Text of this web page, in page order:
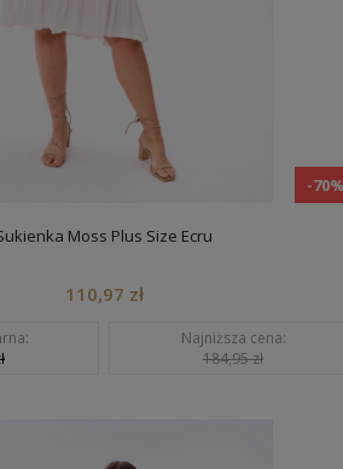
-
Moss Plus Size Ecru
110,97 zł
Najniższa cena:
184,95 zł